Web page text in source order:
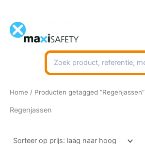
inhoud
Zoeken
naar:
Home / Producten getagged “Regenjassen”
Regenjassen